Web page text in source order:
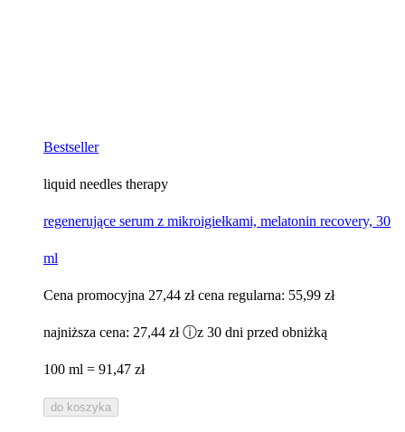
Bestseller
liquid needles therapy
regenerujące serum z mikroigiełkami, melatonin recovery, 30
ml
Cena promocyjna 27,44 zł cena regularna: 55,99 zł
najniższa cena: 27,44 zł ⓘz 30 dni przed obniżką
100 ml = 91,47 zł
do koszyka